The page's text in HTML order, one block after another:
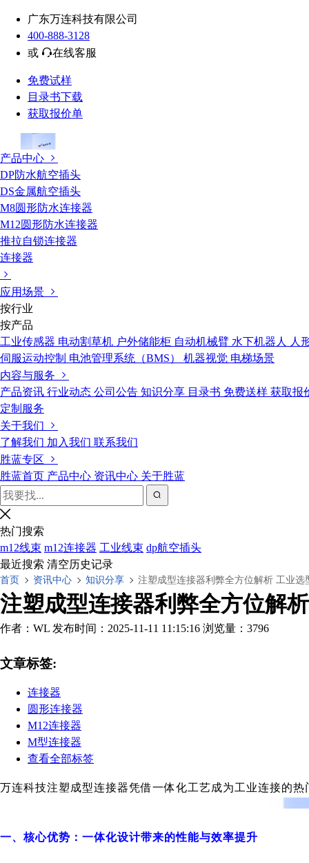
广东万连科技有限公司
400-888-3128
或
在线客服
免费试样
目录书下载
获取报价单
产品中心
DP防水航空插头
DS金属航空插头
M8圆形防水连接器
M12圆形防水连接器
推拉自锁连接器
连接器
应用场景
按行业
按产品
工业传感器 电动割草机 户外储能柜 自动机械臂 水下机器人
人
伺服运动控制 电池管理系统（BMS） 机器视觉 电梯场景
内容与服务
产品资讯 行业动态 公司公告 知识分享 目录书 免费送样 获取报
定制服务
关于我们
了解我们 加入我们 联系我们
胜蓝专区
胜蓝首页 产品中心 资讯中心 关于胜蓝
热门搜索
m12线束 m12连接器 工业线束 dp航空插头
最近搜索 清空历史记录
首页 资讯中心 知识分享 注塑成型连接器利弊全方位解析 工业选
注塑成型连接器利弊全方位解
作者：WL 发布时间：2025-11-11 11:15:16 浏览量：3796
文章标签:
连接器
圆形连接器
M12连接器
M型连接器
查看全部标签
万连科技注塑成型连接器凭借一体化工艺成为工业连接的
一、核心优势：一体化设计带来的性能与效率提升